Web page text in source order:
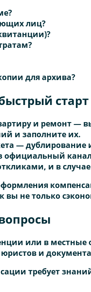
лиц?
для архива?
старт
и ремонт —
и заполните их.
— дублирование
официальный
и в
не только
или в
и
требует